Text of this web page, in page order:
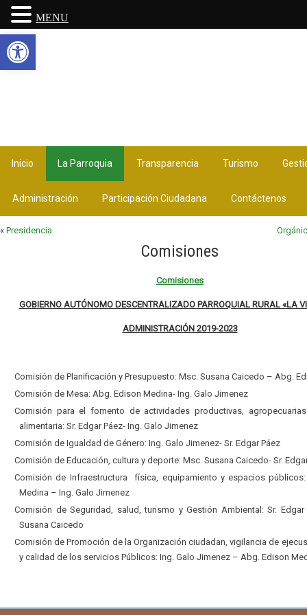
Inicio La Parroquia Transparencia Turismo
Administración Participación Ciudadana Contáctenos
« Presidencia
Comisiones
Comisiones
GOBIERNO AUTÓNOMO DESCENTRALIZADO PARROQUIAL RURAL «LA
ADMINISTRACIÓN 2019-2023
Comisión de Planificación y Presupuesto: Msc. Susana Caicedo – Abg.
Comisión de Mesa: Abg. Edison Medina- Ing. Galo Jimenez
Comisión para el fomento de actividades productivas,
alimentaria: Sr. Edgar Páez- Ing. Galo Jimenez
Comisión de Igualdad de Género: Ing. Galo Jimenez- Sr. Edgar Páez
Comisión de Educación, cultura y deporte: Msc. Susana Caicedo- Sr.
Comisión de Infraestructura física, equipamiento y espacios
Medina – Ing. Galo Jimenez
Comisión de Seguridad, salud, turismo y Gestión Ambiental: Sr.
Susana Caicedo
Comisión de Promoción de la Organización ciudadan, vigilancia de
y calidad de los servicios Públicos: Ing. Galo Jimenez – Abg. Edison
MENU
Abrir barra de herramientas